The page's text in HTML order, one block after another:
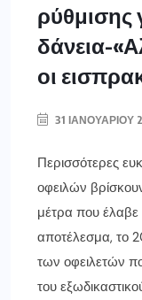
ρύθμισης
δάνεια-
οι
31 ΙΑΝΟΥΑΡΊΟΥ
Περισσότερες
οφειλών
μέτρα που
αποτέλεσμα, το
των οφειλετών
του